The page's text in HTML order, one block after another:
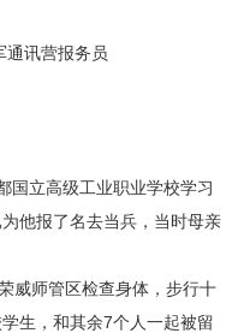
通讯营报务员
国立高级工业职业学校学习
他报了名去当兵，当时母亲
师管区检查身体，步行十
生，和其余7个人一起被留